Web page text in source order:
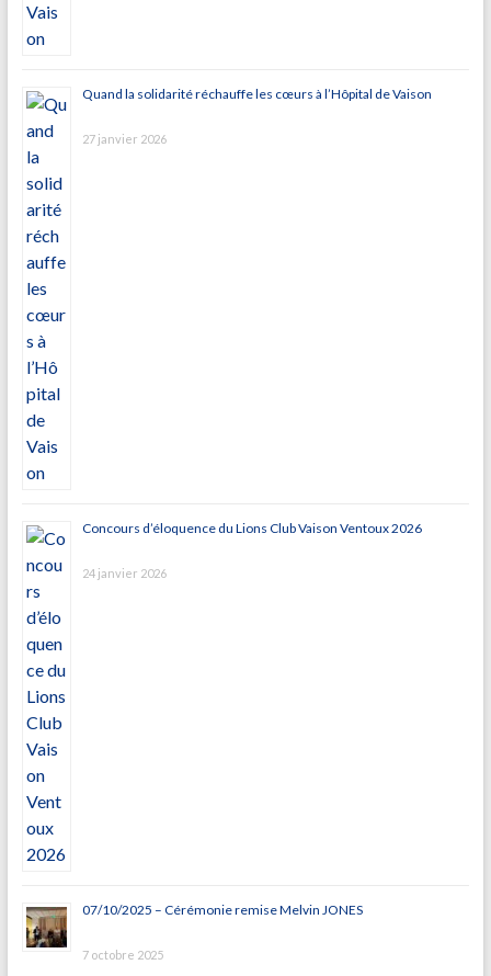
Quand la solidarité réchauffe les cœurs à l’Hôpital de Vaison
27 janvier 2026
Concours d’éloquence du Lions Club Vaison Ventoux 2026
24 janvier 2026
07/10/2025 – Cérémonie remise Melvin JONES
7 octobre 2025